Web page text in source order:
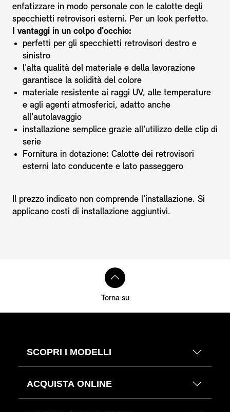
enfatizzare in modo personale con le calotte degli
specchietti retrovisori esterni. Per un look perfetto.
I vantaggi in un colpo d'occhio:
perfetti per gli specchietti retrovisori destro e
sinistro
l'alta qualità del materiale e della lavorazione
garantisce la solidità del colore
materiale resistente ai raggi UV, alle temperature
e agli agenti atmosferici, adatto anche
all'autolavaggio
installazione semplice grazie all'utilizzo delle clip di
serie
Fornitura in dotazione: Calotte dei retrovisori
esterni lato conducente e lato passeggero
Il prezzo indicato non comprende l'installazione. Si
applicano costi di installazione aggiuntivi.